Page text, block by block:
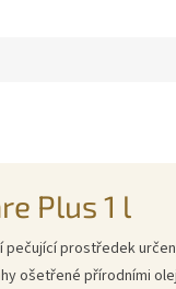
Plus 1 l
pečující prostředek
ošetřené přírodními